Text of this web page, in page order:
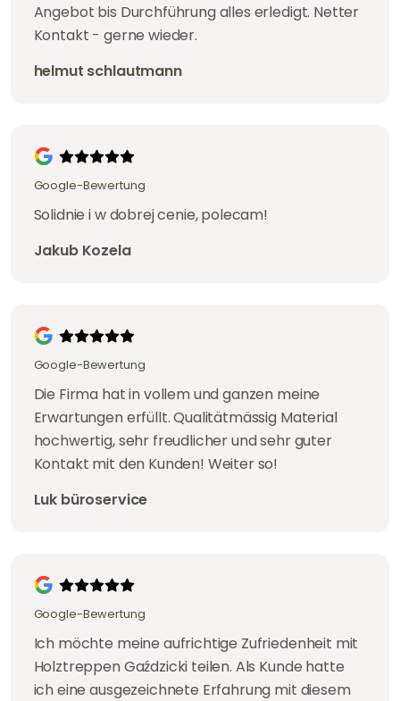
Angebot bis Durchführung alles erledigt. Netter
Kontakt - gerne wieder.
helmut schlautmann
Google-Bewertung
Solidnie i w dobrej cenie, polecam!
Jakub Kozela
Google-Bewertung
Die Firma hat in vollem und ganzen meine
Erwartungen erfüllt. Qualitätmässig Material
hochwertig, sehr freudlicher und sehr guter
Kontakt mit den Kunden! Weiter so!
Luk büroservice
Google-Bewertung
Ich möchte meine aufrichtige Zufriedenheit mit
Holztreppen Gaździcki teilen. Als Kunde hatte
ich eine ausgezeichnete Erfahrung mit diesem